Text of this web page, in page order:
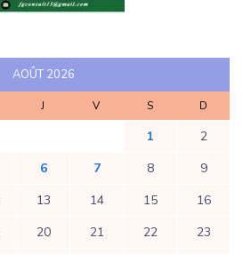
AOÛT 2026
J V S D
1
2
6 7 8
9
13 14 15
16
20 21 22
23